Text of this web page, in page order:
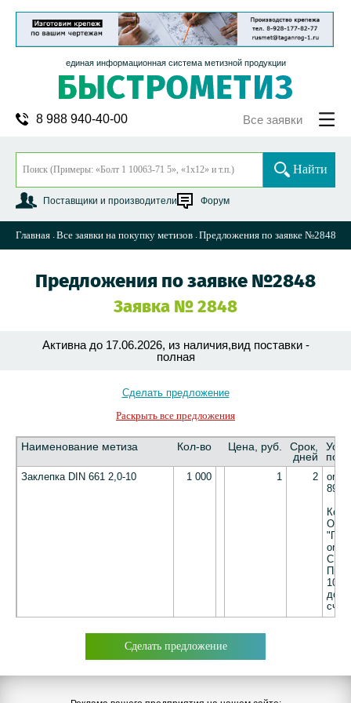
единая информационная система метизной продукции
8 988 940-40-00 Все заявки
Поставщики и производители Форум
Найти
Главная Все заявки на покупку метизов Предложения по заявке №2848
Предложения по заявке №2848
Заявка № 2848
Активна до 17.06.2026, из наличия,вид поставки -
полная
Сделать предложение
Раскрыть все предложения
Наименование метиза Кол-во Цена, руб.
Срок,
дней
Заклепка DIN 661 2,0-10 1 000 1 2
ООО
СПБ,
счет
Сделать предложение